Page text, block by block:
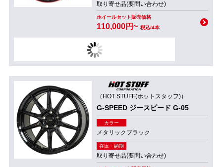
取り寄せ品(要問い合わせ)
ホイールセット販売価格
110,000円~ 税込/4本
（HOT STUFF(ホットスタッフ)）
G-SPEED ジースピード G-05
カラー
メタリックブラック
在庫・納期
取り寄せ品(要問い合わせ)